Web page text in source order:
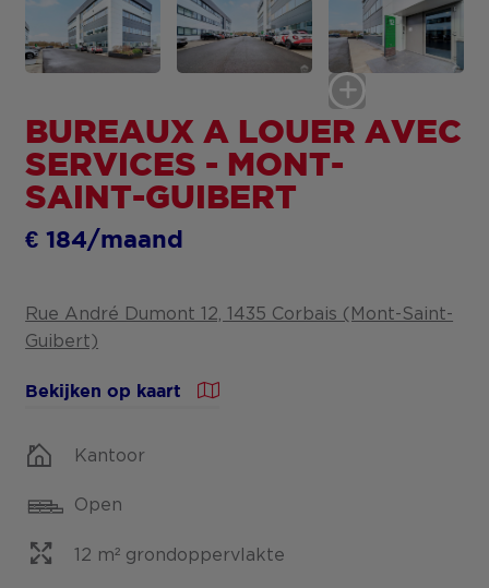
BUREAUX A LOUER AVEC
SERVICES - MONT-
SAINT-GUIBERT
€ 184/maand
Rue André Dumont 12, 1435 Corbais (Mont-Saint-
Guibert)
Bekijken op kaart
Kantoor
Open
12 m² grondoppervlakte